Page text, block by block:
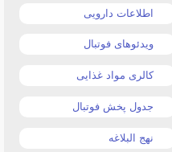
اطلاعات دارویی
ویدئوهای فوتبال
کالری مواد غذایی
جدول پخش فوتبال
نهج البلاغه